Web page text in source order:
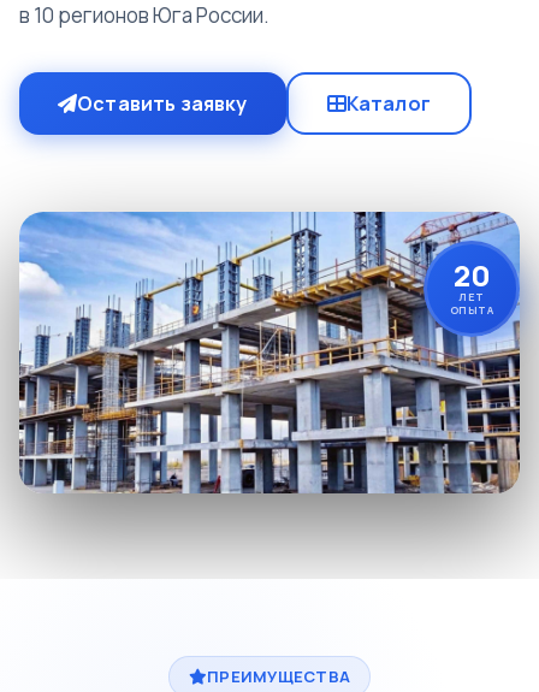
в 10 регионов Юга России.
Оставить заявку Каталог
20
ЛЕТ
ОПЫТА
ПРЕИМУЩЕСТВА